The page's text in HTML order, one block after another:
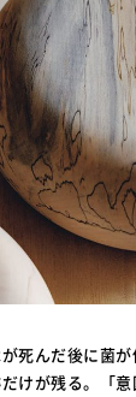
死んだ後に菌
けが残る。「